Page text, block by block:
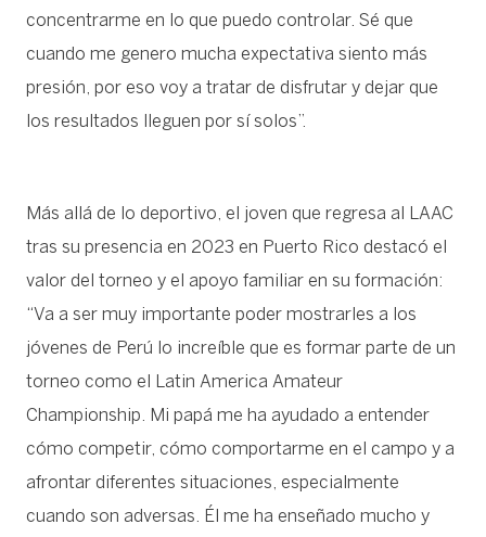
concentrarme en lo que puedo controlar. Sé que
cuando me genero mucha expectativa siento más
presión, por eso voy a tratar de disfrutar y dejar que
los resultados lleguen por sí solos”.
Más allá de lo deportivo, el joven que regresa al LAAC
tras su presencia en 2023 en Puerto Rico destacó el
valor del torneo y el apoyo familiar en su formación:
“Va a ser muy importante poder mostrarles a los
jóvenes de Perú lo increíble que es formar parte de un
torneo como el Latin America Amateur
Championship. Mi papá me ha ayudado a entender
cómo competir, cómo comportarme en el campo y a
afrontar diferentes situaciones, especialmente
cuando son adversas. Él me ha enseñado mucho y